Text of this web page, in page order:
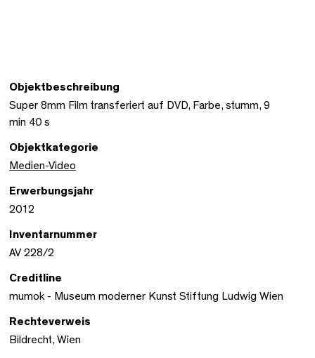
Objektbeschreibung
Super 8mm Film transferiert auf DVD, Farbe, stumm, 9
min 40 s
Objektkategorie
Medien-Video
Erwerbungsjahr
2012
Inventarnummer
AV 228/2
Creditline
mumok - Museum moderner Kunst Stiftung Ludwig Wien
Rechteverweis
Bildrecht, Wien